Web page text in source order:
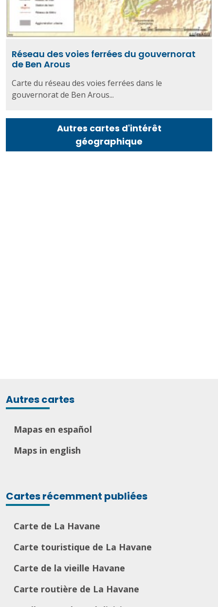
Réseau des voies ferrées du gouvernorat
de Ben Arous
Carte du réseau des voies ferrées dans le
gouvernorat de Ben Arous...
Autres cartes d'intérêt
géographique
Autres cartes
Mapas en español
Maps in english
Cartes récemment publiées
Carte de La Havane
Carte touristique de La Havane
Carte de la vieille Havane
Carte routière de La Havane